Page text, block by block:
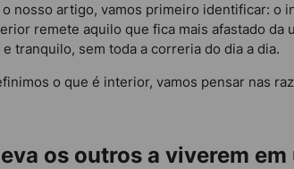
nosso artigo, vamos primeiro identificar: o
remete aquilo que fica mais afastado
tranquilo, sem toda a correria do dia a dia.
o que é interior, vamos pensar nas
os outros a viverem